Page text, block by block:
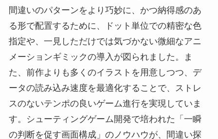
間違いのパターンをより巧妙に、かつ納得感のあ
る形で配置するために、ドット単位での精密な色
指定や、一見しただけでは気づかない微細なアニ
メーションギミックの導入が図られました。ま
た、前作よりも多くのイラストを用意しつつ、デ
ータの読み込み速度を最適化することで、ストレ
スのないテンポの良いゲーム進行を実現していま
す。シューティングゲーム開発で培われた「一瞬
の判断を促す画面構成」のノウハウが、間違い探